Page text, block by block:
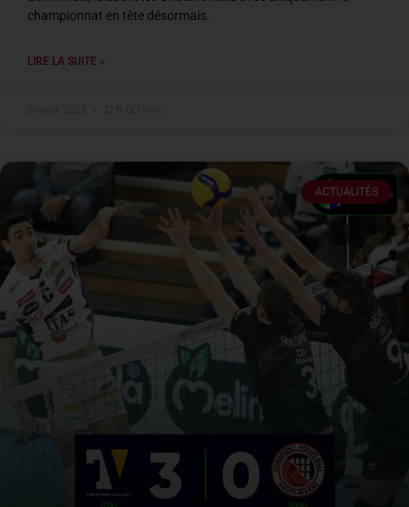
championnat en tête désormais.
LIRE LA SUITE »
ACTUALITÉS